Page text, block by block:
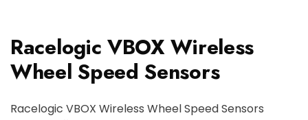
Racelogic VBOX Wireless
Wheel Speed Sensors
Racelogic VBOX Wireless Wheel Speed Sensors